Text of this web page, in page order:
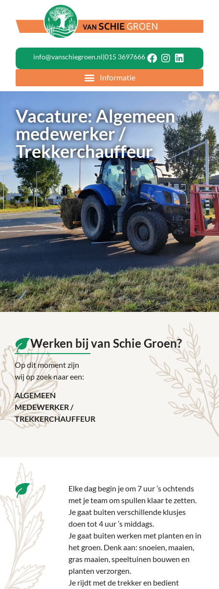
info@vanschiegroen.nl|015 3697666
Vacature: Algemeen
medewerker /
Trekkerchauffeur
Werken bij van Schie Groen?
Op dit moment zijn
wij op zoek naar een:
ALGEMEEN
MEDEWERKER /
TREKKERCHAUFFEUR
Elke dag begin je om 7 uur ’s ochtends
met je team om spullen klaar te zetten.
Je gaat buiten verschillende klusjes
doen tot 4 uur ’s middags.
Je gaat buiten werken met planten en in
het groen. Denk aan: snoeien, maaien,
gras maaien, speeltuinen bouwen en
planten verzorgen.
Je rijdt met de trekker en bedient